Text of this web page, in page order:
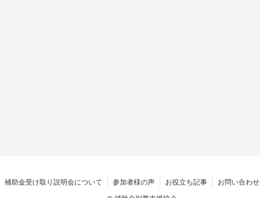
補助金受け取り説明会について 参加者様の声 お役立ち記事 お問い合わせ